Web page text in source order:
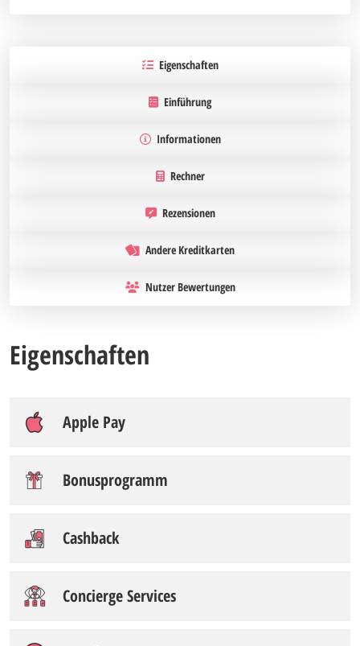
Eigenschaften
Einführung
Informationen
Rechner
Rezensionen
Andere Kreditkarten
Nutzer Bewertungen
Eigenschaften
Apple Pay
Bonusprogramm
Cashback
Concierge Services